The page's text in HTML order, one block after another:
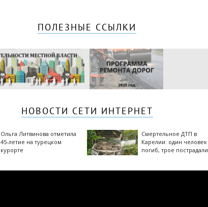
ПОЛЕЗНЫЕ ССЫЛКИ
НОВОСТИ СЕТИ ИНТЕРНЕТ
Ольга Литвинова отметила
45-летие на турецком
курорте
Смертельное ДТП в
Карелии: один человек
погиб, трое пострадали